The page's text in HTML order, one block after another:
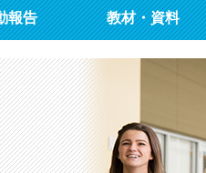
報告 教材・資料